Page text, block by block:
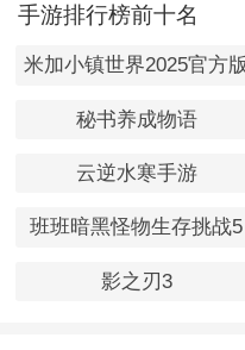
手游排行榜前十名
米加小镇世界2025官方版
秘书养成物语
云逆水寒手游
班班暗黑怪物生存挑战5
影之刃3